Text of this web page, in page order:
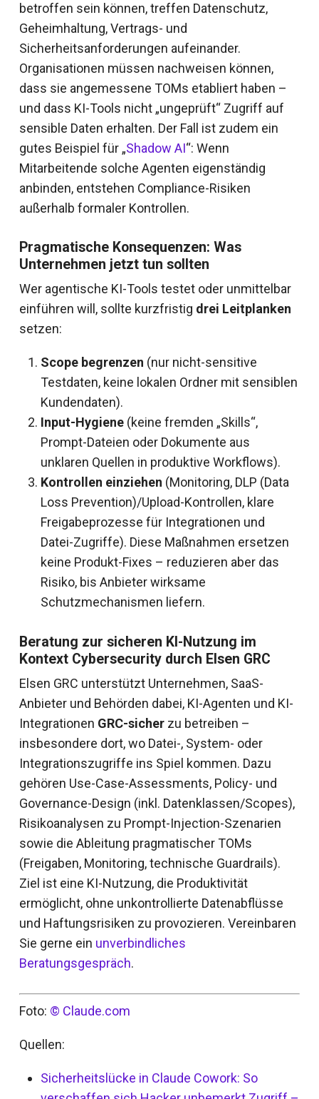
betroffen sein können, treffen Datenschutz,
Geheimhaltung, Vertrags- und
Sicherheitsanforderungen aufeinander.
Organisationen müssen nachweisen können,
dass sie angemessene TOMs etabliert haben –
und dass KI-Tools nicht „ungeprüft“ Zugriff auf
sensible Daten erhalten. Der Fall ist zudem ein
gutes Beispiel für „Shadow AI“: Wenn
Mitarbeitende solche Agenten eigenständig
anbinden, entstehen Compliance-Risiken
außerhalb formaler Kontrollen.
Pragmatische Konsequenzen: Was
Unternehmen jetzt tun sollten
Wer agentische KI-Tools testet oder unmittelbar
einführen will, sollte kurzfristig drei Leitplanken
setzen:
Scope begrenzen (nur nicht-sensitive
Testdaten, keine lokalen Ordner mit sensiblen
Kundendaten).
Input-Hygiene(keine fremden „Skills“,
Prompt-Dateien oder Dokumente aus
unklaren Quellen in produktive Workflows).
Kontrollen einziehen (Monitoring, DLP (Data
Loss Prevention)/Upload-Kontrollen, klare
Freigabeprozesse für Integrationen und
Datei-Zugriffe). Diese Maßnahmen ersetzen
keine Produkt-Fixes – reduzieren aber das
Risiko, bis Anbieter wirksame
Schutzmechanismen liefern.
Beratung zur sicheren KI-Nutzung im
Kontext Cybersecurity durch Elsen GRC
Elsen GRC unterstützt Unternehmen, SaaS-
Anbieter und Behörden dabei, KI-Agenten und KI-
Integrationen GRC-sicherzu betreiben –
insbesondere dort, wo Datei-, System- oder
Integrationszugriffe ins Spiel kommen. Dazu
gehören Use-Case-Assessments, Policy- und
Governance-Design (inkl. Datenklassen/Scopes),
Risikoanalysen zu Prompt-Injection-Szenarien
sowie die Ableitung pragmatischer TOMs
(Freigaben, Monitoring, technische Guardrails).
Ziel ist eine KI-Nutzung, die Produktivität
ermöglicht, ohne unkontrollierte Datenabflüsse
und Haftungsrisiken zu provozieren. Vereinbaren
Sie gerne ein unverbindliches
Beratungsgespräch.
Foto: © Claude.com
Quellen:
Sicherheitslücke in Claude Cowork: So